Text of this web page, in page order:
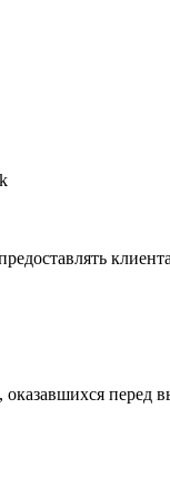
перед